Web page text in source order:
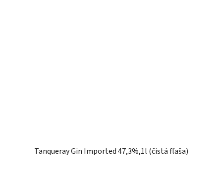
Tanqueray Gin Imported 47,3%,1l (čistá fľaša)